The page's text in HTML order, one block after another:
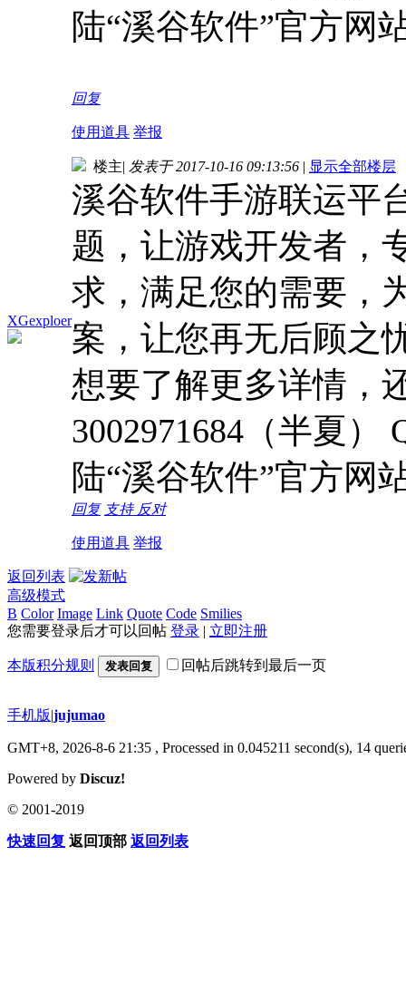
陆“溪谷软件”官方网
回复
使用道具 举报
XGexploer
楼主| 发表于 2017-10-16 09:13:56 | 显示全部楼层
溪谷软件手游联运平
题，让游戏开发者，
求，满足您的需要，
案，让您再无后顾之
想要了解更多详情，
3002971684（半夏）
陆“溪谷软件”官方网
回复 支持 反对
使用道具 举报
返回列表
高级模式
B Color Image Link Quote Code Smilies
您需要登录后才可以回帖 登录 | 立即注册
本版积分规则 发表回复 回帖后跳转到最后一页
手机版|jujumao
GMT+8, 2026-8-6 21:35 , Processed in 0.045211 second(s), 14
Powered by Discuz!
© 2001-2019
快速回复 返回顶部 返回列表